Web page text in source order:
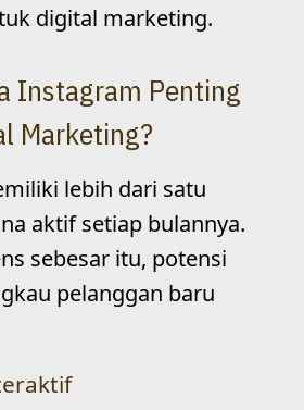
digital marketing.
Instagram Penting
Marketing?
lebih dari satu
aktif setiap bulannya.
sebesar itu, potensi
pelanggan baru